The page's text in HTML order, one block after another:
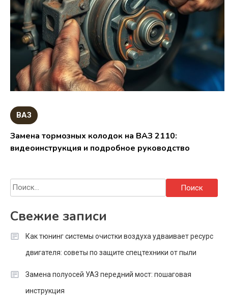
ВАЗ
Замена тормозных колодок на ВАЗ 2110:
видеоинструкция и подробное руководство
Найти:
Свежие записи
Как тюнинг системы очистки воздуха удваивает ресурс
двигателя: советы по защите спецтехники от пыли
Замена полуосей УАЗ передний мост: пошаговая
инструкция